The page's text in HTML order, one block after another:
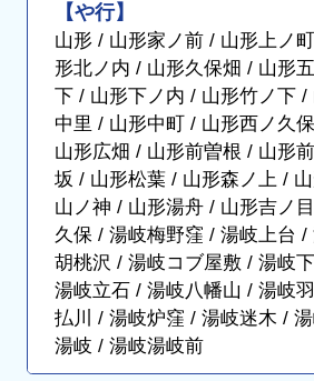
【や行】
山形 / 山形家ノ前 / 山形上ノ
形北ノ内 / 山形久保畑 / 山形
下 / 山形下ノ内 / 山形竹ノ下 /
中里 / 山形中町 / 山形西ノ久
山形広畑 / 山形前曽根 / 山形
坂 / 山形松葉 / 山形森ノ上 /
山ノ神 / 山形湯舟 / 山形吉ノ
久保 / 湯岐梅野窪 / 湯岐上台 /
胡桃沢 / 湯岐コブ屋敷 / 湯岐
湯岐立石 / 湯岐八幡山 / 湯岐
払川 / 湯岐炉窪 / 湯岐迷木 /
湯岐 / 湯岐湯岐前